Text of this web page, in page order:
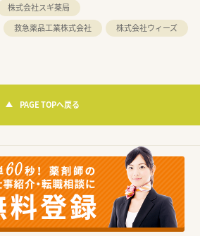
株式会社スギ薬局
救急薬品工業株式会社 株式会社ウィーズ
PAGE TOPへ戻る